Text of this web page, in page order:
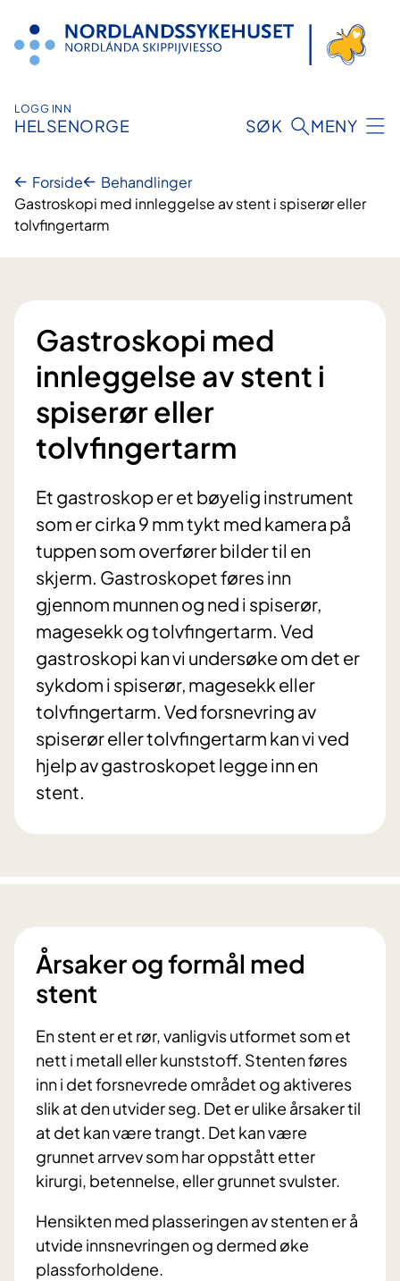
innhold
LOGG INN
HELSENORGE SØK MENY
Forside
Behandlinger
Gastroskopi med innleggelse av stent i spiserør eller
tolvfingertarm
Gastroskopi med
innleggelse av stent i
spiserør eller
tolvfingertarm
Et gastroskop er et bøyelig instrument
som er cirka 9 mm tykt med kamera på
tuppen som overfører bilder til en
skjerm. Gastroskopet føres inn
gjennom munnen og ned i spiserør,
magesekk og tolvfingertarm. Ved
gastroskopi kan vi undersøke om det er
sykdom i spiserør, magesekk eller
tolvfingertarm. Ved forsnevring av
spiserør eller tolvfingertarm kan vi ved
hjelp av gastroskopet legge inn en
stent.
Årsaker og formål med
stent
En stent er et rør, vanligvis utformet som et
nett i metall eller kunststoff. Stenten føres
inn i det forsnevrede området og aktiveres
slik at den utvider seg. Det er ulike årsaker til
at det kan være trangt. Det kan være
grunnet arrvev som har oppstått etter
kirurgi, betennelse, eller grunnet svulster.
Hensikten med plasseringen av stenten er å
utvide innsnevringen og dermed øke
plassforholdene.